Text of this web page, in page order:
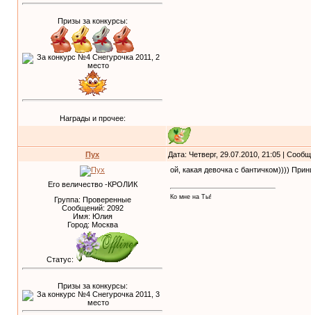
Призы за конкурсы:
Награды и прочее:
Пух Дата: Четверг, 29.07.2010, 21:05 |
Его величество -КРОЛИК
Группа: Проверенные
Сообщений: 2092
Имя: Юлия
Город: Москва
Статус:
Призы за конкурсы:
ой, какая девочка с бантичком))))
Ко мне на Ты!